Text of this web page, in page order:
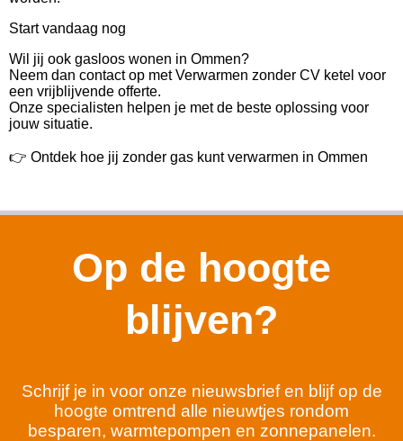
Start vandaag nog
Wil jij ook gasloos wonen in Ommen?
Neem dan contact op met Verwarmen zonder CV ketel voor
een vrijblijvende offerte.
Onze specialisten helpen je met de beste oplossing voor
jouw situatie.
👉 Ontdek hoe jij zonder gas kunt verwarmen in Ommen
Op de hoogte
blijven?
Schrijf je in voor onze nieuwsbrief en blijf op de
hoogte omtrend alle nieuwtjes rondom
besparen, warmtepompen en zonnepanelen.